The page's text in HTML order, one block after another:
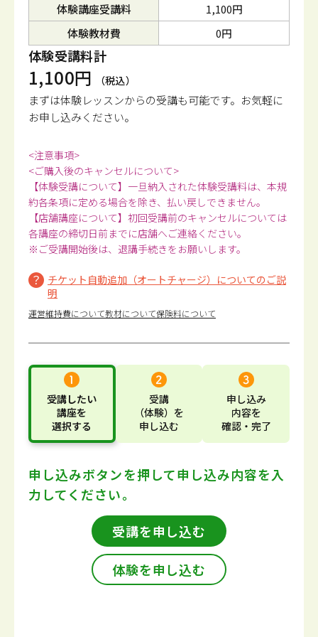
体験講座受講料
1,100円
体験教材費
0円
体験受講料計
1,100円 （税込）
まずは体験レッスンからの受講も可能です。 お気軽に
お申し込みください。
<注意事項>
<ご購入後のキャンセルについて>
【体験受講について】一旦納入された体験受講料は、本規
約各条項に定める場合を除き、払い戻しできません。
【店舗講座について】初回受講前のキャンセルについては
各講座の締切日前までに店舗へご連絡ください。
※ご受講開始後は、退講手続きをお願いします。
チケット自動追加（オートチャージ）についてのご説
明
運営維持費について教材について保険料について
受講したい
講座を
選択する
受講
（体験） を
申し込む
申し込み
内容を
確認・完了
申し込みボタンを押して申し込み内容を入
力してください。
受講を申し込む
体験を申し込む